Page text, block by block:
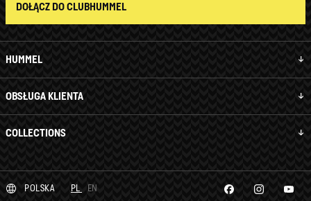
HUMMEL
OBSŁUGA KLIENTA
COLLECTIONS
DOŁĄCZ DO CLUBHUMMEL
POLSKA PL EN